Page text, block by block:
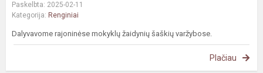
Paskelbta: 2025-02-11
Kategorija: Renginiai
Dalyvavome rajoninėse mokyklų žaidynių šaškių varžybose.
Plačiau